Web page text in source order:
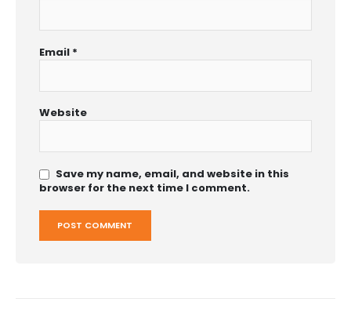
Email *
Website
Save my name, email, and website in this
browser for the next time I comment.